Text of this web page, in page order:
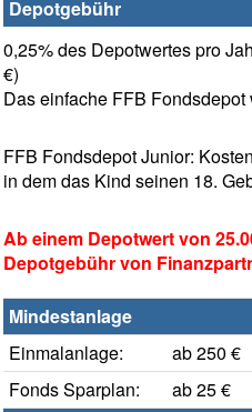
Depotgebühr
0,25% des Depotwertes pro
€)
Das einfache FFB
FFB Fondsdepot Junior:
in dem das Kind seinen 18.
Ab einem Depotwert von
Depotgebühr von
Mindestanlage
Einmalanlage:
ab 250 €
Fonds Sparplan:
ab 25 €